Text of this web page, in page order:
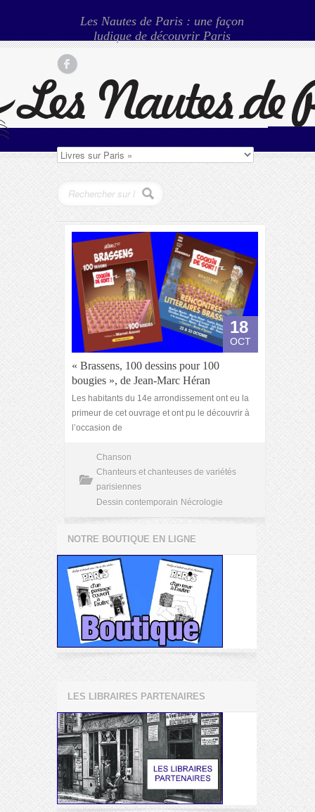
Les Nautes de Paris : une façon
ludique de découvrir Paris
18
OCT
« Brassens, 100 dessins pour 100
bougies », de Jean-Marc Héran
Les habitants du 14e arrondissement ont eu la
primeur de cet ouvrage et ont pu le découvrir à
l’occasion de
Chanson
Chanteurs et chanteuses de variétés
parisiennes
Dessin contemporain Nécrologie
NOTRE BOUTIQUE EN LIGNE
LES LIBRAIRES PARTENAIRES